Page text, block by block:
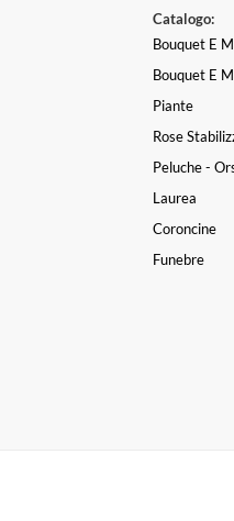
Catalogo:
Bouquet E
Bouquet E
Piante
Rose
Peluche -
Laurea
Coroncine
Funebre
po
foto